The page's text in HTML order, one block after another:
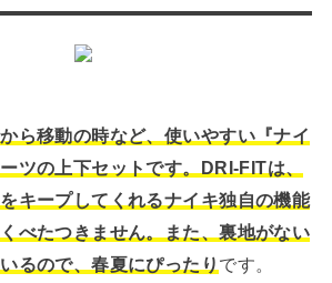
ら移動の時など、使いやすい『ナイ
ツの上下セットです。DRI-FITは、
キープしてくれるナイキ独自の機能
べたつきません。また、裏地がない
るので、春夏にぴったり です。